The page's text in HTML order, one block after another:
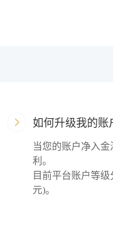
如何升级我的账
当您的账户净入
利。
目前平台账户等
元)。